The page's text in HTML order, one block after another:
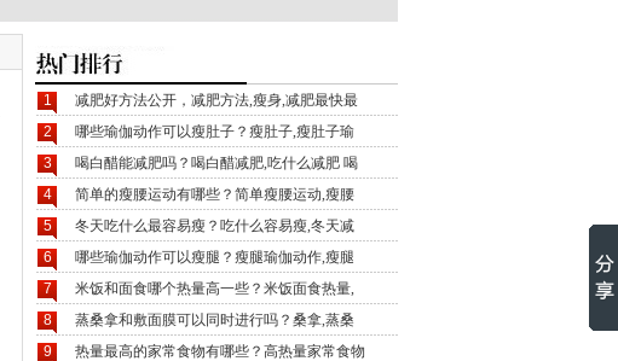
1
减肥好方法公开，减肥方法,瘦身,减肥最快最
2
哪些瑜伽动作可以瘦肚子？瘦肚子,瘦肚子瑜
3
喝白醋能减肥吗？喝白醋减肥,吃什么减肥 喝
4
简单的瘦腰运动有哪些？简单瘦腰运动,瘦腰
5
冬天吃什么最容易瘦？吃什么容易瘦,冬天减
6
哪些瑜伽动作可以瘦腿？瘦腿瑜伽动作,瘦腿
7
米饭和面食哪个热量高一些？米饭面食热量,
8
蒸桑拿和敷面膜可以同时进行吗？桑拿,蒸桑
9
热量最高的家常食物有哪些？高热量家常食物